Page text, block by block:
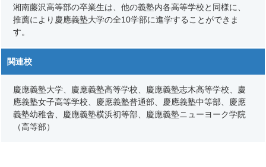
湘南藤沢高等部の卒業生は、他の義塾内各高等学校と同様に、
推薦により慶應義塾大学の全10学部に進学することができま
す。
関連校
慶應義塾大学、慶應義塾高等学校、慶應義塾志木高等学校、慶
應義塾女子高等学校、慶應義塾普通部、慶應義塾中等部、慶應
義塾幼稚舎、慶應義塾横浜初等部、慶應義塾ニューヨーク学院
（高等部）